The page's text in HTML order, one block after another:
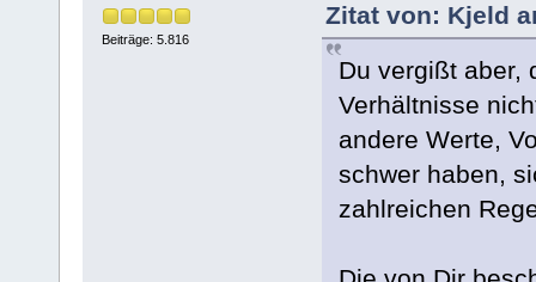
Beiträge: 5.816
Zitat von: Kjeld
Du vergißt aber,
Verhältnisse
andere Werte,
schwer haben,
zahlreichen